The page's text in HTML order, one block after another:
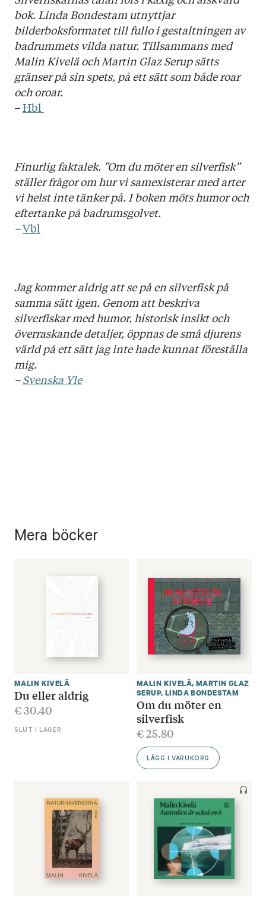
bok. Linda Bondestam utnyttjar
bilderboksformatet till fullo i gestaltningen av
badrummets vilda natur. Tillsammans med
Malin Kivelä och Martin Glaz Serup sätts
gränser på sin spets, på ett sätt som både roar
och oroar.
–Hbl
Finurlig faktalek. ”Om du möter en silverfisk”
ställer frågor om hur vi samexisterar med arter
vi helst inte tänker på. I boken möts humor och
eftertanke på badrumsgolvet.
–Vbl
Jag kommer aldrig att se på en silverfisk på
samma sätt igen. Genom att beskriva
silverfiskar med humor, historisk insikt och
överraskande detaljer, öppnas de små djurens
värld på ett sätt jag inte hade kunnat föreställa
mig.
–Svenska Yle
Mera böcker
MALIN KIVELÄ
Du eller aldrig
€30.40
SLUT I LAGER
MALIN KIVELÄ, MARTIN GLAZ
SERUP, LINDA BONDESTAM
Om du möter en
silverfisk
€25.80
LÄGG I VARUKORG